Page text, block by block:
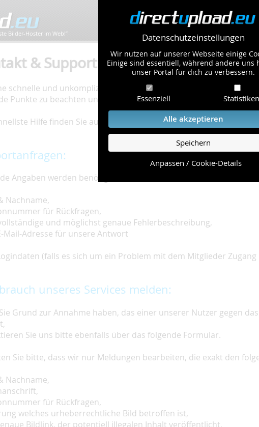
Datenschutzeinstellungen
Wir nutzen auf unserer Webseite einige
Einige sind essentiell, während andere uns
unser Portal für dich zu verbessern.
Essenziell Statistiken
Alle akzeptieren
Speichern
Anpassen / Cookie-Details
Bilder-Hoster im Web!”
& Support
schnelle und unkomplizierte Bearbeitung Ihres Problems zu
Punkte zu beachten und einzuhalten.
Hilfe finden Sie auf unserer
Hilfe Seite, die die häufig
Angaben werden benötigt:
Nachname,
für Rückfragen,
und möglichst genaue Fehlerbeschreibung,
Mail-Adresse für unsere Antwort
(falls es sich um ein Problem mit dem Mitglieder Zugang
unseres Services melden:
Grund zur Annahme haben, das einer unserer Nutzer gegen
Sie uns bitte ebenfalls über das folgende Formular.
Sie bitte, dass wir nur Meldungen bearbeiten, die exakt den
Nachname,
für Rückfragen,
welches urheberrechtliche Bild betroffen ist,
Bildlink, der potentiell illegalen Inhalt veröffentlicht,